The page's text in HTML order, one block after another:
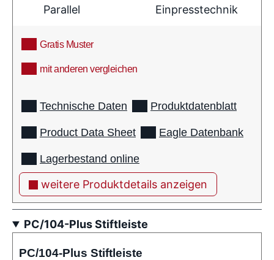
Parallel
Einpresstechnik
Gratis Muster
mit anderen vergleichen
Technische Daten Produktdatenblatt
Product Data Sheet Eagle Datenbank
Lagerbestand online
weitere Produktdetails anzeigen
PC/104-Plus Stiftleiste
PC/104-Plus Stiftleiste